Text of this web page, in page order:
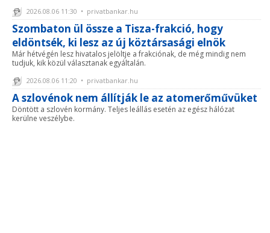
2026.08.06 11:30 • privatbankar.hu
Szombaton ül össze a Tisza-frakció, hogy
eldöntsék, ki lesz az új köztársasági elnök
Már hétvégén lesz hivatalos jelöltje a frakciónak, de még mindig nem
tudjuk, kik közül választanak egyáltalán.
2026.08.06 11:20 • privatbankar.hu
A szlovénok nem állítják le az atomerőművüket
Döntött a szlovén kormány. Teljes leállás esetén az egész hálózat
kerülne veszélybe.